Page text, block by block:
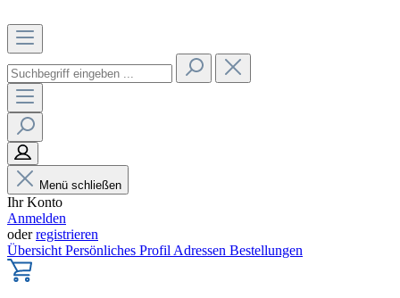
Menü schließen
Ihr Konto
Anmelden
oderregistrieren
Übersicht Persönliches Profil Adressen Bestellungen